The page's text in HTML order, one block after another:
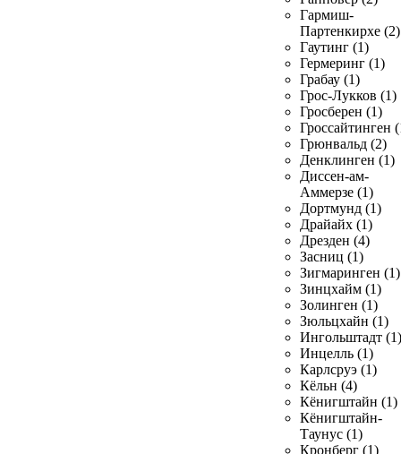
Гармиш-
Партенкирхе (2)
Гаутинг (1)
Гермеринг (1)
Грабау (1)
Грос-Лукков (1)
Гросберен (1)
Гроссайтинген
Грюнвальд (2)
Денклинген (1)
Диссен-ам-
Аммерзе (1)
Дортмунд (1)
Драйайх (1)
Дрезден (4)
Засниц (1)
Зигмаринген (1)
Зинцхайм (1)
Золинген (1)
Зюльцхайн (1)
Ингольштадт (1)
Инцелль (1)
Карлсруэ (1)
Кёльн (4)
Кёнигштайн (1)
Кёнигштайн-
Таунус (1)
Кронберг (1)